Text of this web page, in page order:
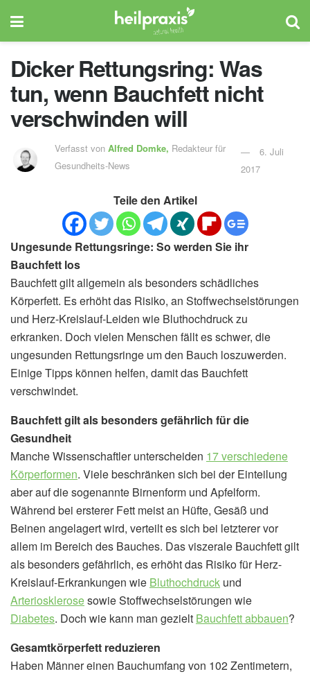
Dicker Rettungsring: Was
tun, wenn Bauchfett nicht
verschwinden will
Verfasst von Alfred Domke, Redakteur für
Gesundheits-News
6. Juli
2017
Teile den Artikel
Ungesunde Rettungsringe: So werden Sie ihr
Bauchfett los
Bauchfett gilt allgemein als besonders schädliches
Körperfett. Es erhöht das Risiko, an Stoffwechselstörungen
und Herz-Kreislauf-Leiden wie Bluthochdruck zu
erkranken. Doch vielen Menschen fällt es schwer, die
ungesunden Rettungsringe um den Bauch loszuwerden.
Einige Tipps können helfen, damit das Bauchfett
verschwindet.
Bauchfett gilt als besonders gefährlich für die
Gesundheit
Manche Wissenschaftler unterscheiden 17 verschiedene
Körperformen. Viele beschränken sich bei der Einteilung
aber auf die sogenannte Birnenform und Apfelform.
Während bei ersterer Fett meist an Hüfte, Gesäß und
Beinen angelagert wird, verteilt es sich bei letzterer vor
allem im Bereich des Bauches. Das viszerale Bauchfett gilt
als besonders gefährlich, es erhöht das Risiko für Herz-
Kreislauf-Erkrankungen wie Bluthochdruck und
Arteriosklerosesowie Stoffwechselstörungen wie
Diabetes. Doch wie kann man gezielt Bauchfett abbauen?
Gesamtkörperfett reduzieren
Haben Männer einen Bauchumfang von 102 Zentimetern,